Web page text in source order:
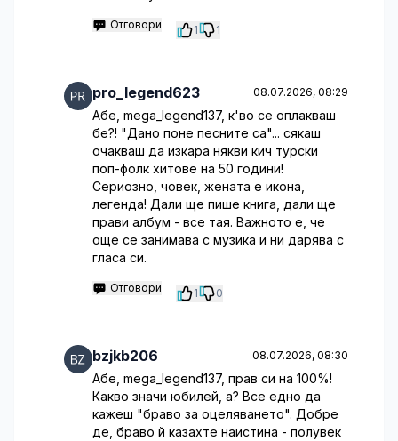
Отговори 1 1
pro_legend623 08.07.2026, 08:29
Абе, mega_legend137, к'во се оплакваш
бе?! "Дано поне песните са"... сякаш
очакваш да изкара някви кич турски
поп-фолк хитове на 50 години!
Сериозно, човек, жената е икона,
легенда! Дали ще пише книга, дали ще
прави албум - все тая. Важното е, че
още се занимава с музика и ни дарява с
гласа си.
Отговори 1 0
bzjkb206 08.07.2026, 08:30
Абе, mega_legend137, прав си на 100%!
Какво значи юбилей, а? Все едно да
кажеш "браво за оцеляването". Добре
де, браво й казахте наистина - полувек